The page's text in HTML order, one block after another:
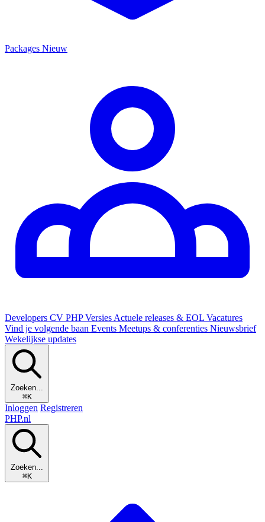
Packages Nieuw
Developers CV PHP Versies Actuele releases & EOL Vacatures
Vind je volgende baan Events Meetups & conferenties Nieuwsbrief
Wekelijkse updates
Zoeken...
⌘K
Inloggen Registreren
PHP.nl
Zoeken...
⌘K